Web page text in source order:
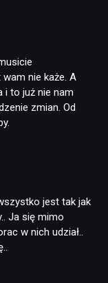
nie każe. A
i to już nie nam
zmian. Od
jest tak jak
Ja się mimo
w nich udział..